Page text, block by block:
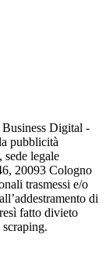
Digital -
pubblicità
legale
20093 Cologno
trasmessi e/o
di
fatto divieto